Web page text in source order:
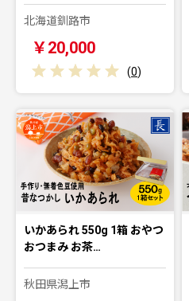
北海道釧路市
￥20,000
(0)
いかあられ 550g 1箱 おやつ
おつまみ お茶…
秋田県潟上市